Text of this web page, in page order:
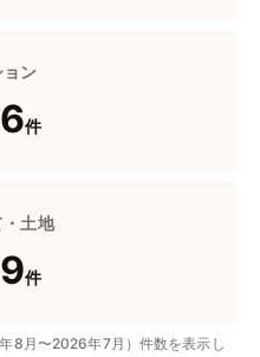
ン
件
土地
件
8月〜2026年7月）件数を表示し